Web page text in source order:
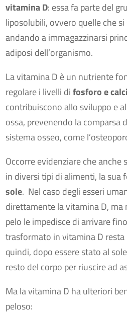
vitamina D: essa fa parte del
liposolubili, ovvero quelle che
andando a immagazzinarsi
adiposi dell’organismo.
La vitamina D è un nutriente
regolare i livelli difosforo e
contribuiscono allo sviluppo e
ossa, prevenendo la comparsa
sistema osseo, come
Occorre evidenziare che anche
in diversi tipi di alimenti, la sua
sole. Nel caso degli esseri
direttamente la vitamina D, ma
pelo le impedisce di arrivare
trasformato in vitamina D resta
quindi, dopo essere stato al
resto del corpo per riuscire ad
Ma la vitamina D ha ulteriori
peloso: